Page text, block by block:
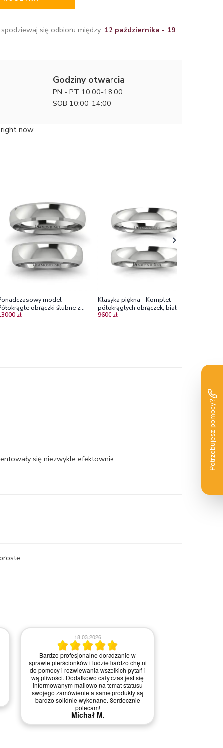
się odbioru między: 12 października - 19
Godziny otwarcia
PN - PT 10:00-18:00
SOB 10:00-14:00
now
model -
obrączki ślubne z
3,5mm, 5mm
zł
Klasyka piękna - Komplet
półokrągłych obrączek, białe
złoto, 3,5mm
9600 zł
się niezwykle efektownie.
03.03.2026
Nie ma uwag. Konkretny towar